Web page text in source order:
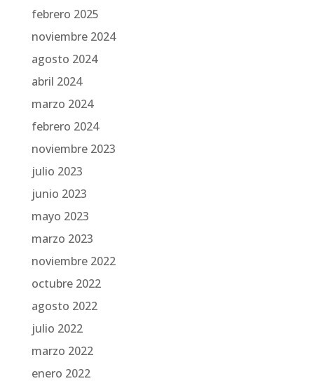
febrero 2025
noviembre 2024
agosto 2024
abril 2024
marzo 2024
febrero 2024
noviembre 2023
julio 2023
junio 2023
mayo 2023
marzo 2023
noviembre 2022
octubre 2022
agosto 2022
julio 2022
marzo 2022
enero 2022